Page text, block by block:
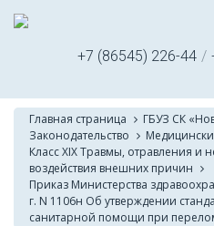
+7 (86545) 226-44 /
Главная страница
ГБУЗ СК
Законодательство
Класс XIX Травмы, отравления и
воздействия внешних причин
Приказ Министерства
г. N 1106н Об утверждении
санитарной помощи при